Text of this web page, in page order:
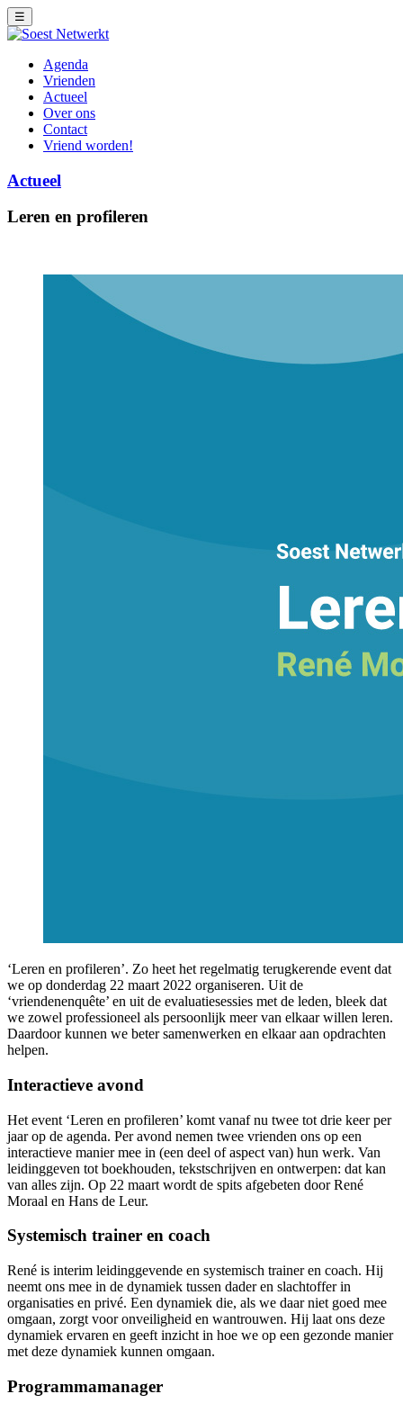
☰
Agenda
Vrienden
Actueel
Over ons
Contact
Vriend worden!
Actueel
Leren en profileren
‘Leren en profileren’. Zo heet het regelmatig terugkerende event dat
we op donderdag 22 maart 2022 organiseren. Uit de
‘vriendenenquête’ en uit de evaluatiesessies met de leden, bleek dat
we zowel professioneel als persoonlijk meer van elkaar willen leren.
Daardoor kunnen we beter samenwerken en elkaar aan opdrachten
helpen.
Interactieve avond
Het event ‘Leren en profileren’ komt vanaf nu twee tot drie keer per
jaar op de agenda. Per avond nemen twee vrienden ons op een
interactieve manier mee in (een deel of aspect van) hun werk. Van
leidinggeven tot boekhouden, tekstschrijven en ontwerpen: dat kan
van alles zijn. Op 22 maart wordt de spits afgebeten door René
Moraal en Hans de Leur.
Systemisch trainer en coach
René is interim leidinggevende en systemisch trainer en coach. Hij
neemt ons mee in de dynamiek tussen dader en slachtoffer in
organisaties en privé. Een dynamiek die, als we daar niet goed mee
omgaan, zorgt voor onveiligheid en wantrouwen. Hij laat ons deze
dynamiek ervaren en geeft inzicht in hoe we op een gezonde manier
met deze dynamiek kunnen omgaan.
Programmamanager